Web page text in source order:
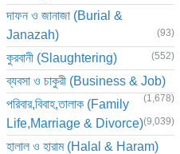
দাফন ও জানাজা (Burial &
Janazah)
(93)
কুরবানী (Slaughtering) (552)
ব্যবসা ও চাকুরী (Business & Job)
(1,678)
পরিবার,বিবাহ,তালাক (Family
Life,Marriage & Divorce)(9,039)
হালাল ও হারাম (Halal & Haram)